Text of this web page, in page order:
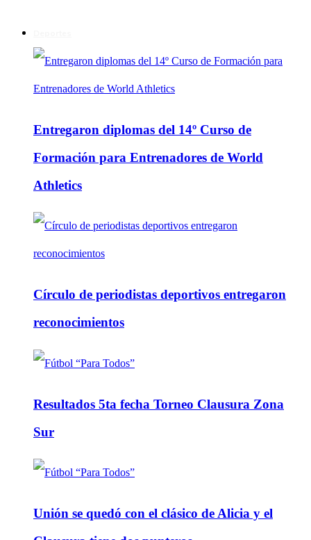
Entregaron diplomas del 14º Curso de
Formación para Entrenadores de World
Athletics
Círculo de periodistas deportivos entregaron
reconocimientos
Resultados 5ta fecha Torneo Clausura Zona
Sur
Unión se quedó con el clásico de Alicia y el